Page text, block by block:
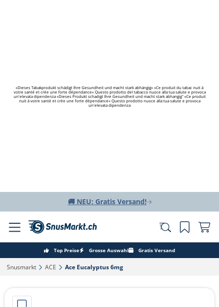
«Dieses Tabakprodukt schädigt Ihre Gesundheit und macht stark abhängig» «Ce produit du tabac nuit à
votre santé et crée une forte dépendance» Questo prodotto del tabacco nuoce alla tua salute e provoca
un'elevata dipendenza «Dieses Produkt schadigt Ihre Gesundheit und macht stark abhangig" «Ce produit
nuit à votre santé et crée une forte dépendance» Questo prodotto nuoce alla tua salute e provoca
un'elevata dipendenza
🚚 NEU: Gratis Versand!
Top Preise Grosse Auswahl Gratis Versand
Snusmarkt‎ ACE‎ Ace Eucalyptus 6mg‎